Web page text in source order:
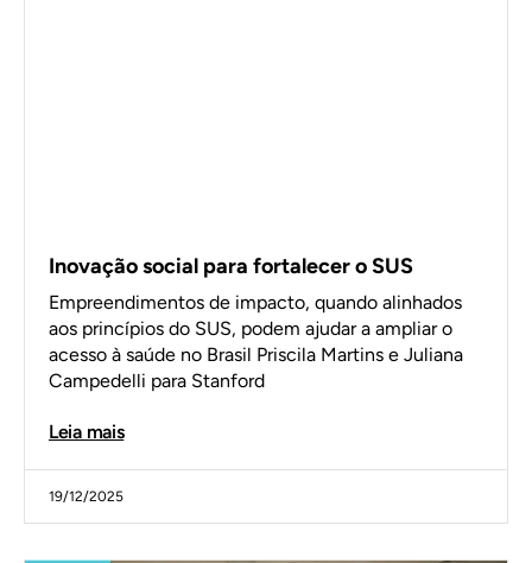
Inovação social para fortalecer o SUS
Empreendimentos de impacto, quando alinhados
aos princípios do SUS, podem ajudar a ampliar o
acesso à saúde no Brasil Priscila Martins e Juliana
Campedelli para Stanford
Leia mais
19/12/2025